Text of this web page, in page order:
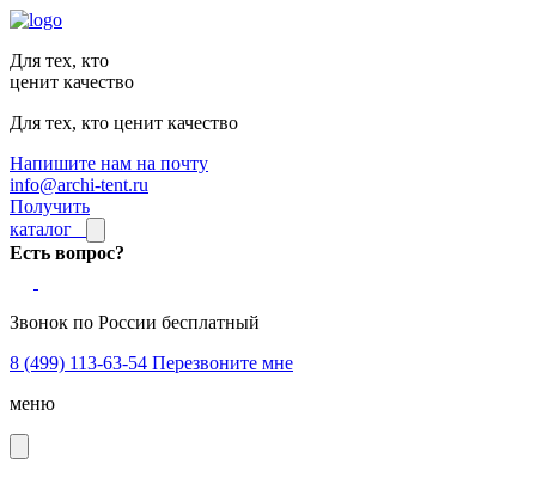
Для тех, кто
ценит качество
Для тех, кто ценит качество
Напишите нам на почту
info@archi-tent.ru
Получить
каталог
Есть вопрос?
Звонок по России бесплатный
8 (499) 113-63-54 Перезвоните мне
меню